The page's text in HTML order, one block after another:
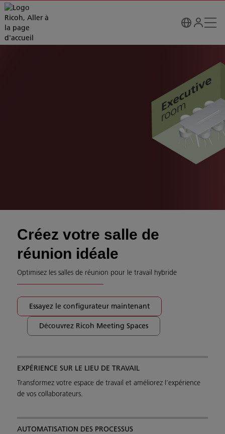
Créez votre salle de
réunion idéale
Optimisez les salles de réunion pour le travail hybride
Essayez le configurateur maintenant
Découvrez Ricoh Meeting Spaces
EXPÉRIENCE SUR LE LIEU DE TRAVAIL
Transformez votre espace de travail et améliorez l’expérience
de vos collaborateurs.
AUTOMATISATION DES PROCESSUS